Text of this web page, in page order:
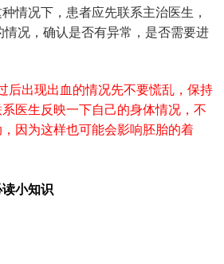
情况下，患者应先联系主治医生，
情况，确认是否有异常，是否需要进
后出现出血的情况先不要慌乱，保持
医生反映一下自己的身体情况，不
因为这样也可能会影响胚胎的着
小知识